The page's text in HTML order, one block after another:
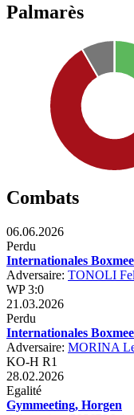
Palmarès
Combats
06.06.2026
Perdu
Internationales
Adversaire: TONOLI
WP 3:0
21.03.2026
Perdu
Internationales
Adversaire: MORINA
KO-H R1
28.02.2026
Egalité
Gymmeeting, Horgen